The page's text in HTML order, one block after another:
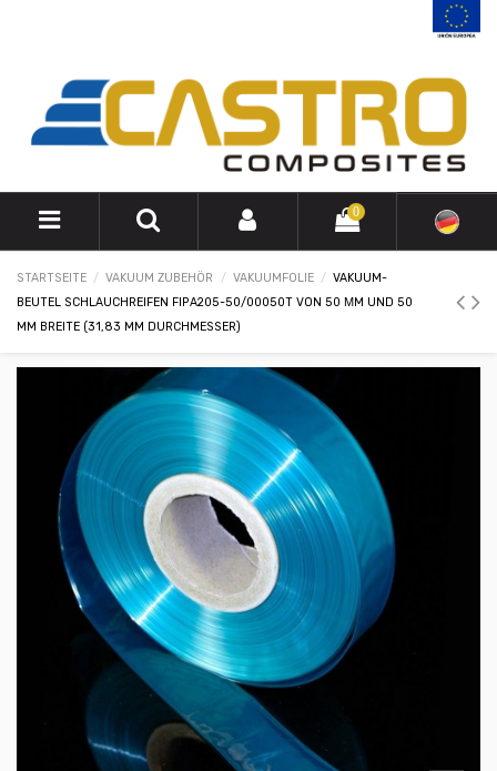
0
STARTSEITE VAKUUM ZUBEHÖR VAKUUMFOLIE
VAKUUM-
BEUTEL SCHLAUCHREIFEN FIPA205-50/00050T VON 50 ΜM UND 50
MM BREITE (31,83 MM DURCHMESSER)